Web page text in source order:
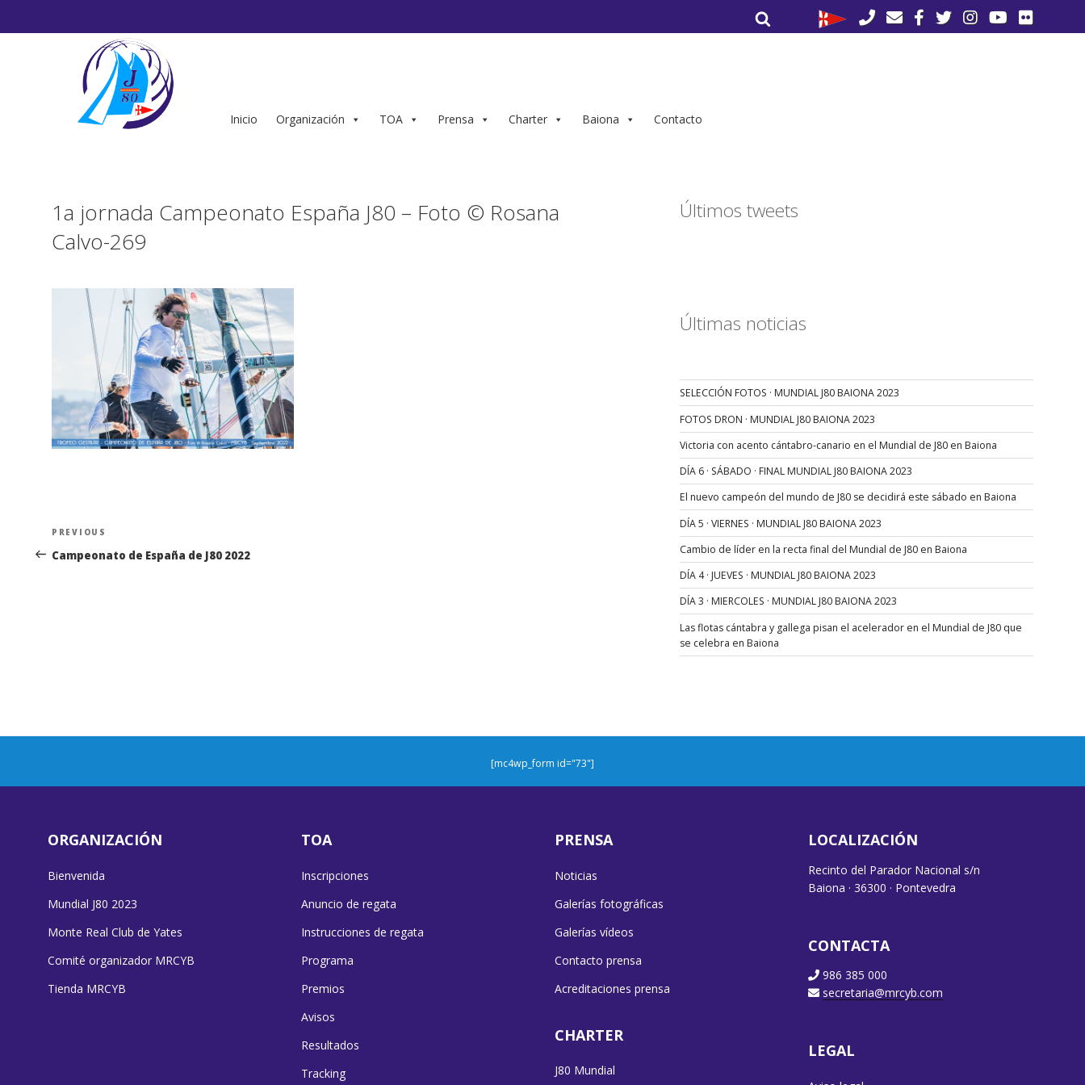
por:
Inicio Organización TOA Prensa Charter Baiona Contacto
1a jornada Campeonato España J80 – Foto © Rosana
Calvo-269
Navegación
de
Previous
Post
PREVIOUS
Campeonato de España de J80 2022
Últimos tweets
Últimas noticias
SELECCIÓN FOTOS · MUNDIAL J80 BAIONA 2023
FOTOS DRON · MUNDIAL J80 BAIONA 2023
Victoria con acento cántabro-canario en el Mundial de J80 en Baiona
DÍA 6 · SÁBADO · FINAL MUNDIAL J80 BAIONA 2023
El nuevo campeón del mundo de J80 se decidirá este sábado en Baiona
DÍA 5 · VIERNES · MUNDIAL J80 BAIONA 2023
Cambio de líder en la recta final del Mundial de J80 en Baiona
DÍA 4 · JUEVES · MUNDIAL J80 BAIONA 2023
DÍA 3 · MIERCOLES · MUNDIAL J80 BAIONA 2023
Las flotas cántabra y gallega pisan el acelerador en el Mundial de J80 que
se celebra en Baiona
[mc4wp_form id="73"]
ORGANIZACIÓN
Bienvenida
Mundial J80 2023
Monte Real Club de Yates
Comité organizador MRCYB
Tienda MRCYB
TOA
Inscripciones
Anuncio de regata
Instrucciones de regata
Programa
Premios
Avisos
Resultados
Tracking
PRENSA
Noticias
Galerías fotográficas
Galerías vídeos
Contacto prensa
Acreditaciones prensa
CHARTER
J80 Mundial
LOCALIZACIÓN
Recinto del Parador Nacional s/n
Baiona · 36300 · Pontevedra
CONTACTA
986 385 000
secretaria@mrcyb.com
LEGAL